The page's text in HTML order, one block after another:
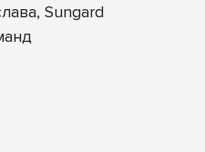
Sungard